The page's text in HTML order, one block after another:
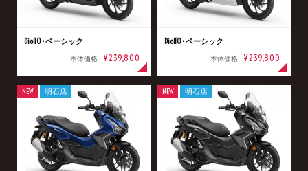
Dio110･ベーシック
本体価格 ¥239,800
Dio110･ベーシック
本体価格 ¥239,800
NEW 明石店 NEW 明石店